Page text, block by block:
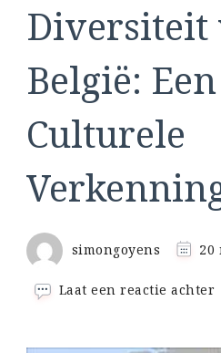
Diversiteit
België: Een
Culturele
simongoyens 20
Laat een reactie achter